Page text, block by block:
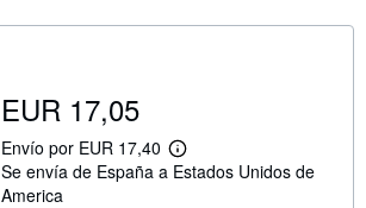
EUR 17,05
Envío por EUR 17,40
M
á
Se envía de España a Estados Unidos de
America